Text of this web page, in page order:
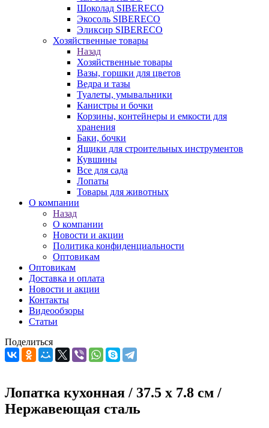
Шоколад SIBERECO
Экосоль SIBERECO
Эликсир SIBERECO
Хозяйственные товары
Назад
Хозяйственные товары
Вазы, горшки для цветов
Ведра и тазы
Туалеты, умывальники
Канистры и бочки
Корзины, контейнеры и емкости для
хранения
Баки, бочки
Ящики для строительных инструментов
Кувшины
Все для сада
Лопаты
Товары для животных
О компании
Назад
О компании
Новости и акции
Политика конфиденциальности
Оптовикам
Оптовикам
Доставка и оплата
Новости и акции
Контакты
Видеообзоры
Статьи
Поделиться
Лопатка кухонная / 37.5 х 7.8 см /
Нержавеющая сталь